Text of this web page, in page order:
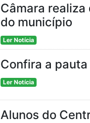
Câmara
do município
Ler Notícia
Confira a
Ler Notícia
Alunos do